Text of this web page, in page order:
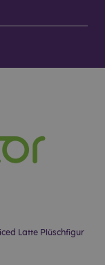
Latte Plüschfigur